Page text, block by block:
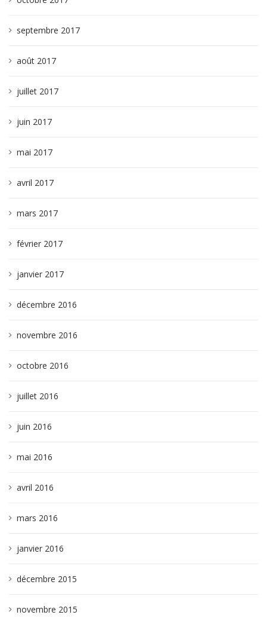
septembre 2017
août 2017
juillet 2017
juin 2017
mai 2017
avril 2017
mars 2017
février 2017
janvier 2017
décembre 2016
novembre 2016
octobre 2016
juillet 2016
juin 2016
mai 2016
avril 2016
mars 2016
janvier 2016
décembre 2015
novembre 2015